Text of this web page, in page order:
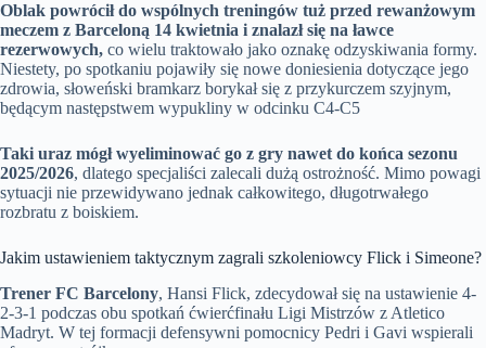
Oblak powrócił do wspólnych treningów tuż przed rewanżowym
meczem z Barceloną 14 kwietnia i znalazł się na ławce
rezerwowych, co wielu traktowało jako oznakę odzyskiwania formy.
Niestety, po spotkaniu pojawiły się nowe doniesienia dotyczące jego
zdrowia, słoweński bramkarz borykał się z przykurczem szyjnym,
będącym następstwem wypukliny w odcinku C4-C5
Taki uraz mógł wyeliminować go z gry nawet do końca sezonu
2025/2026, dlatego specjaliści zalecali dużą ostrożność. Mimo powagi
sytuacji nie przewidywano jednak całkowitego, długotrwałego
rozbratu z boiskiem.
Jakim ustawieniem taktycznym zagrali szkoleniowcy Flick i Simeone?
Trener FC Barcelony, Hansi Flick, zdecydował się na ustawienie 4-
2-3-1 podczas obu spotkań ćwierćfinału Ligi Mistrzów z Atletico
Madryt. W tej formacji defensywni pomocnicy Pedri i Gavi wspierali